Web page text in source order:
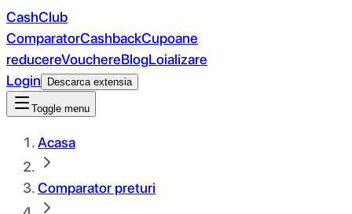
CashClub
ComparatorCashbackCupoane
reducereVouchereBlogLoializare
Login
Descarca extensia
Toggle menu
Acasa
Comparator preturi